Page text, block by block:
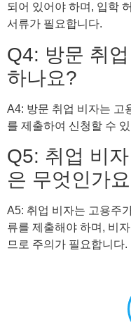
되어 있어야 하며, 입학
서류가 필요합니다.
Q4: 방문 취
하나요?
A4: 방문 취업 비자는 고
를 제출하여 신청할 수
Q5: 취업 비
은 무엇인가
A5: 취업 비자는 고용주
류를 제출해야 하며, 비
므로 주의가 필요합니다.